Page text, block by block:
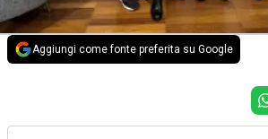
Aggiungi come fonte preferita su Google